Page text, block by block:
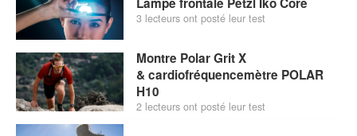
3 lecteurs ont posté leur test
Montre Polar Grit X
& cardiofréquencemètre POLAR
H10
2 lecteurs ont posté leur test